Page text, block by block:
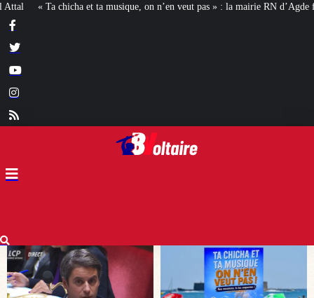
on n’en veut pas » : la mairie RN d’Agde face à la meute « antiraciste